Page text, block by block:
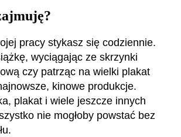
pracy stykasz się codziennie.
wyciągając ze skrzynki
czy patrząc na wielki plakat
kinowe produkcje.
plakat i wiele jeszcze innych
nie mogłoby powstać bez